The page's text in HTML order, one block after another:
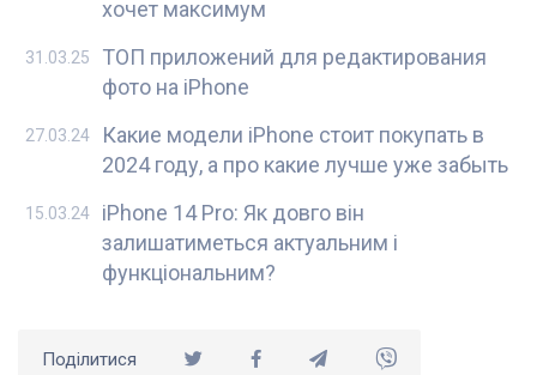
хочет максимум
ТОП приложений для редактирования
фото на iPhone
31.03.25
Какие модели iPhone стоит покупать в
2024 году, а про какие лучше уже забыть
27.03.24
iPhone 14 Pro: Як довго він
залишатиметься актуальним і
функціональним?
15.03.24
Поділитися